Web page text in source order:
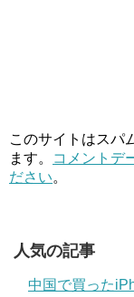
このサイトはスパ
ます。
コメントデ
ださい。
人気の記事
中国で買った